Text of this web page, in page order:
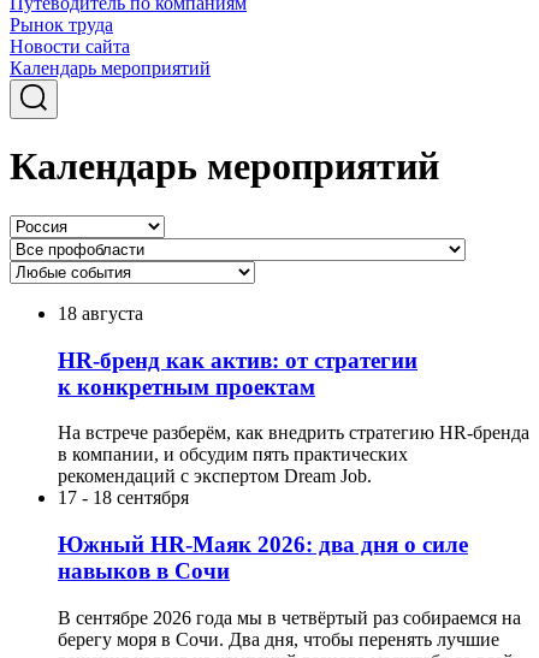
Рынок труда
Новости сайта
Календарь мероприятий
Календарь мероприятий
18 августа
HR-бренд как актив: от стратегии
к конкретным проектам
На встрече разберём, как внедрить стратегию HR-бренда
в компании, и обсудим пять практических
рекомендаций с экспертом Dream Job.
17 - 18 сентября
Южный HR-Маяк 2026: два дня о силе
навыков в Сочи
В сентябре 2026 года мы в четвёртый раз собираемся на
берегу моря в Сочи. Два дня, чтобы перенять лучшие